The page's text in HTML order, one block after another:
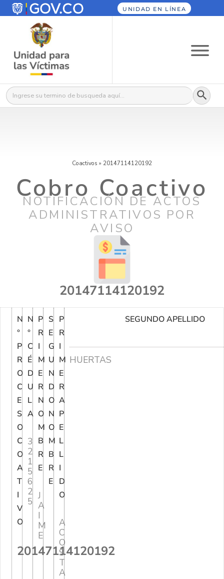
UNIDAD EN LÍNEA
Buscar: Botón
Coactivos » 20147114120192
Cobro Coactivo
NOTIFICACIÓN DE ACTOS
ADMINISTRATIVOS POR
AVISO
20147114120192
N
°
P
R
O
C
E
S
O
C
O
A
T
I
V
O
20147114120192
N
°
C
É
D
U
L
A
3
2
1
5
6
2
5
P
R
I
M
E
R
N
O
M
B
R
E
J
A
I
M
E
S
E
G
U
N
D
O
N
O
M
B
R
E
P
R
I
M
E
R
A
P
E
L
L
I
D
O
A
C
O
S
T
A
SEGUNDO APELLIDO
HUERTAS